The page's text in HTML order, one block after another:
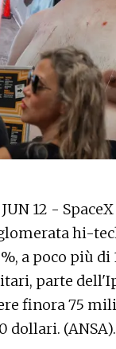
12 -
hi-
a poco più
parte
finora 75
dollari. (ANSA).